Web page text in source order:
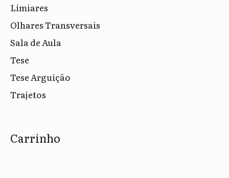
Limiares
Olhares Transversais
Sala de Aula
Tese
Tese Arguição
Trajetos
Carrinho